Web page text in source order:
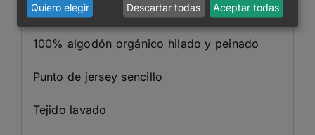
y bajo
100% algodón orgánico hilado y peinado
Punto de jersey sencillo
Tejido lavado
Quiero elegir Descartar todas Aceptar todas